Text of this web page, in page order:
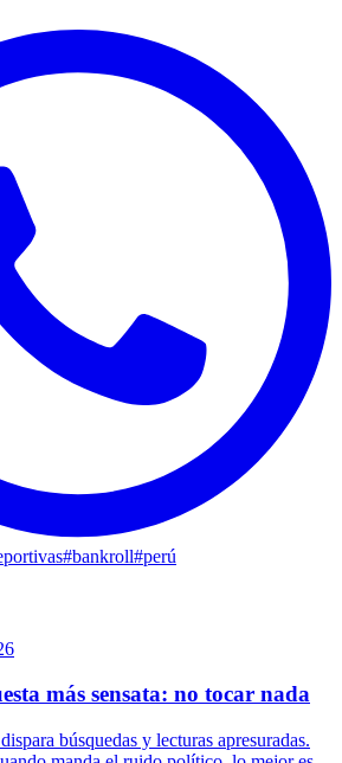
#bankroll#perú
más sensata: no tocar nada
búsquedas y lecturas apresuradas.